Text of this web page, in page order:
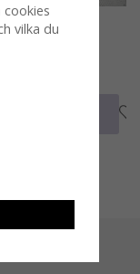
pelargon
vilka du